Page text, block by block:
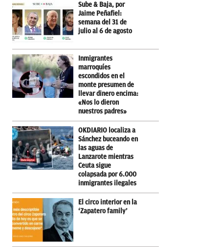
Sube & Baja, por
Jaime Peñafiel:
semana del 31 de
julio al 6 de agosto
Inmigrantes
marroquíes
escondidos en el
monte presumen de
llevar dinero encima:
«Nos lo dieron
nuestros padres»
OKDIARIO localiza a
Sánchez buceando en
las aguas de
Lanzarote mientras
Ceuta sigue
colapsada por 6.000
inmigrantes ilegales
El circo interior en la
‘Zapatero family’